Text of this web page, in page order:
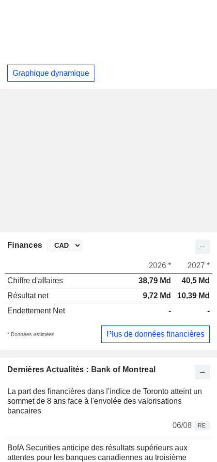
Graphique dynamique
Dernières Actualités : Bank of Montreal
La part des financières dans l'indice de Toronto atteint un
sommet de 8 ans face à l'envolée des valorisations
bancaires
06/08
RE
BofA Securities anticipe des résultats supérieurs aux
attentes pour les banques canadiennes au troisième
Finances
2026 *
2027 *
Chiffre d'affaires
38,79 Md
40,5 Md
Résultat net
9,72 Md
10,39 Md
Endettement Net
- -
* Données estimées Plus de données financières